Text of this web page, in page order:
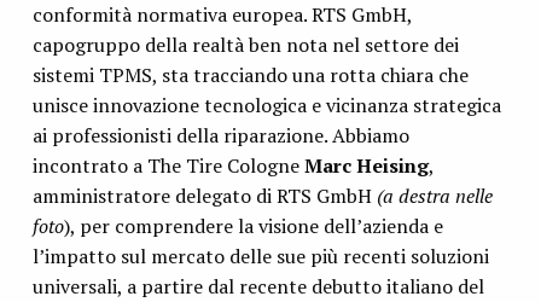
conformità normativa europea. RTS GmbH,
capogruppo della realtà ben nota nel settore dei
sistemi TPMS, sta tracciando una rotta chiara che
unisce innovazione tecnologica e vicinanza strategica
ai professionisti della riparazione. Abbiamo
incontrato a The Tire CologneMarc Heising,
amministratore delegato di RTS GmbH (a destra nelle
foto), per comprendere la visione dell’azienda e
l’impatto sul mercato delle sue più recenti soluzioni
universali, a partire dal recente debutto italiano del